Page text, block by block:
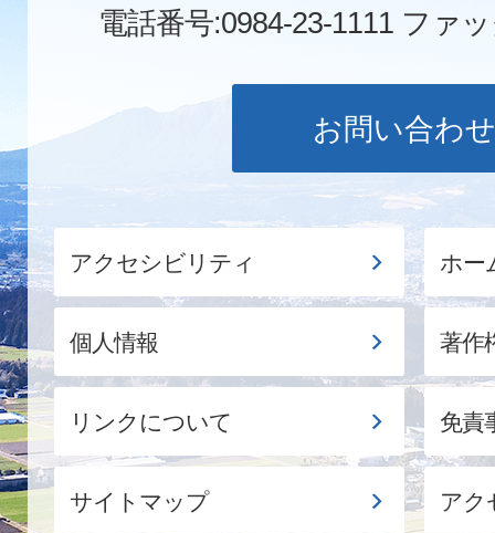
電話番号:0984-23-1111 ファ
お問い合わせ
アクセシビリティ ホー
個人情報 著作
リンクについて 免責
サイトマップ アク